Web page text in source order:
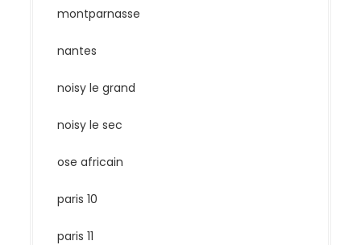
montparnasse
nantes
noisy le grand
noisy le sec
ose africain
paris 10
paris 11